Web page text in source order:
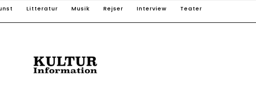
Litteratur Musik Rejser Interview Teater